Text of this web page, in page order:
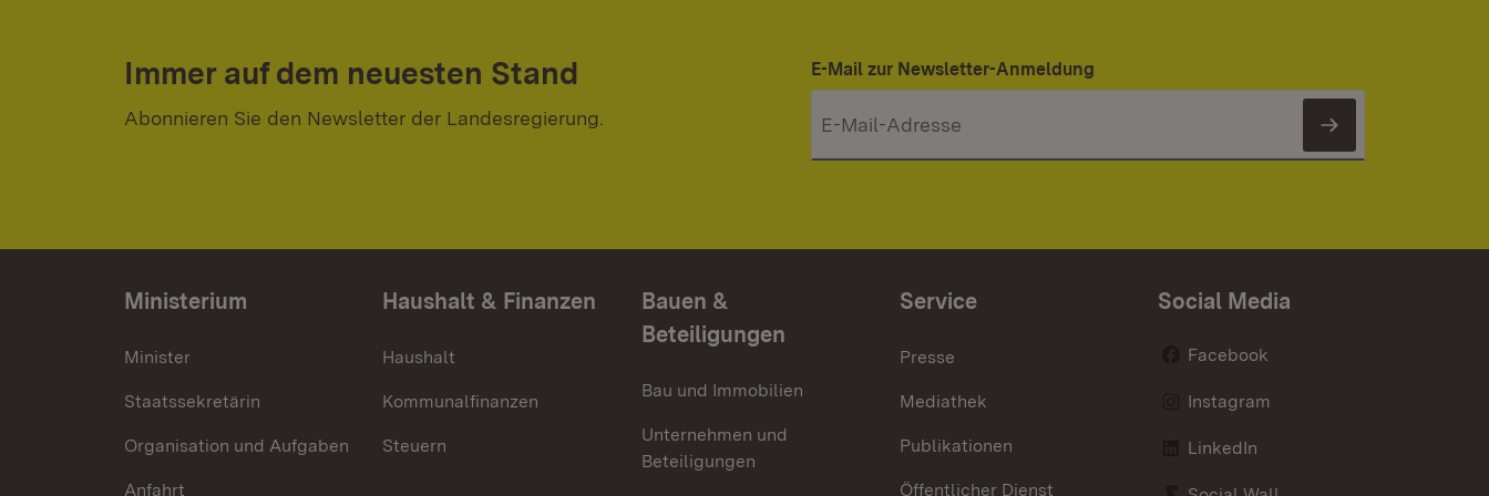
Immer auf dem neuesten Stand
Abonnieren Sie den Newsletter der Landesregierung.
E-Mail zur Newsletter-Anmeldung
Newsletter
Ministerium
Minister
Staatssekretärin
Organisation und Aufgaben
Anfahrt
Haushalt & Finanzen
Haushalt
Kommunalfinanzen
Steuern
Bauen &
Beteiligungen
Bau und Immobilien
Unternehmen und
Beteiligungen
Service
Presse
Mediathek
Publikationen
Öffentlicher Dienst
Social Media
Facebook
Instagram
LinkedIn